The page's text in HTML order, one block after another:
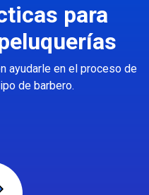
para
ayudarle en el proceso de
de barbero.